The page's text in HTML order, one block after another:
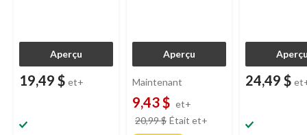
Aperçu
19,49 $ et+
Aperçu
Maintenant
9,43 $ et+
20,99 $ Était et+
24,49 $